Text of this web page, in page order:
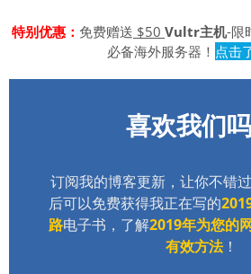
特别优惠： 免费赠送 $50 Vultr主机-限
必备海外服务器！ 点击
喜欢我们
订阅我的博客更新，让你不错
后可以免费获得我正在写的
路电子书，了解2019年为您的
有效方法！